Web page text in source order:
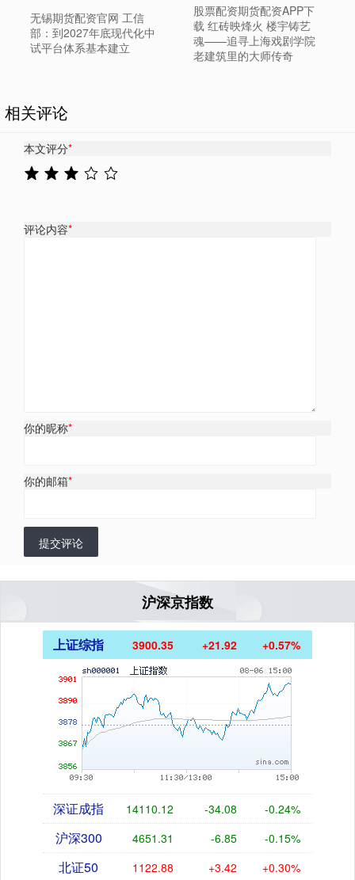
无锡期货配资官网 工信
部：到2027年底现代化中
试平台体系基本建立
股票配资期货配资APP下
载 红砖映烽火 楼宇铸艺
魂——追寻上海戏剧学院
老建筑里的大师传奇
相关评论
本文评分*
评论内容*
你的昵称*
你的邮箱*
提交评论
沪深京指数
上证综指 3900.35 +21.92 +0.57%
深证成指 14110.12 -34.08 -0.24%
沪深300 4651.31 -6.85 -0.15%
北证50 1122.88 +3.42 +0.30%